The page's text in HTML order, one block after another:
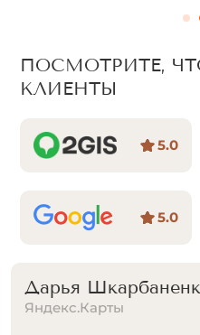
ПОСМОТРИТЕ,
КЛИЕНТЫ
5.0
5.0
Дарья
Яндекс.Карты